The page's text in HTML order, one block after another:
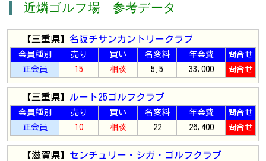
近燐ゴルフ場 参考データ
【三重県】 名阪チサンカントリークラブ
会員種別 売り 買い 名変料 年会費
問合せ
正会員
15 相談 5.5 33,000 問合せ
【三重県】 ルート25ゴルフクラブ
会員種別 売り 買い 名変料 年会費
問合せ
正会員
10 相談 22 26,400 問合せ
【滋賀県】 センチュリー・シガ・ゴルフクラブ